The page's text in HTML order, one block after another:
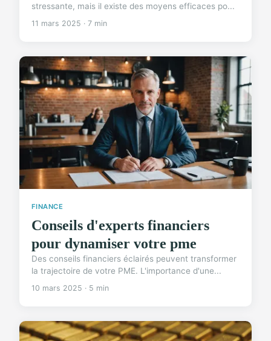
stressante, mais il existe des moyens efficaces po...
11 mars 2025 · 7 min
FINANCE
Conseils d'experts financiers
pour dynamiser votre pme
Des conseils financiers éclairés peuvent transformer
la trajectoire de votre PME. L'importance d'une...
10 mars 2025 · 5 min